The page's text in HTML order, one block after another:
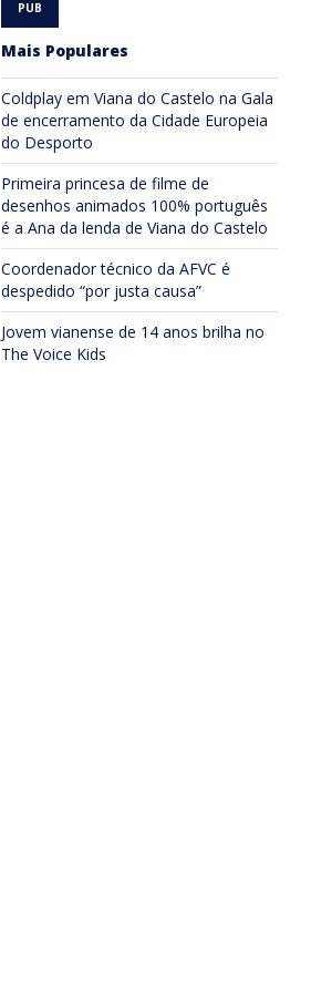
Mais Populares
Coldplay em Viana do Castelo na Gala
de encerramento da Cidade Europeia
do Desporto
Primeira princesa de filme de
desenhos animados 100% português
é a Ana da lenda de Viana do Castelo
Coordenador técnico da AFVC é
despedido “por justa causa”
Jovem vianense de 14 anos brilha no
The Voice Kids